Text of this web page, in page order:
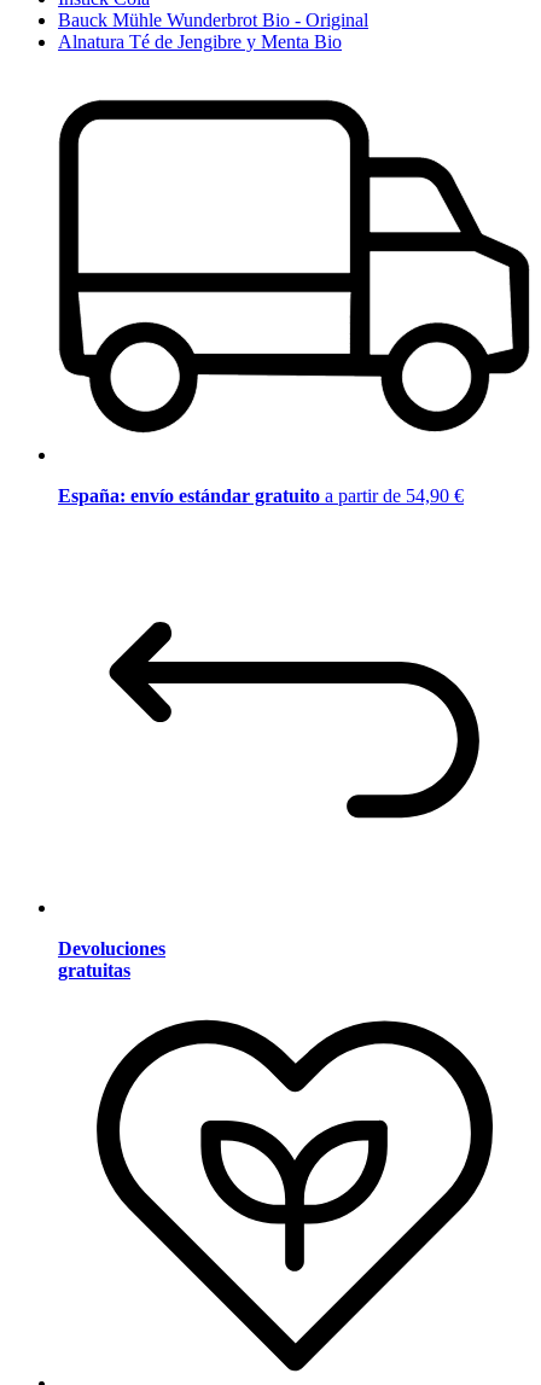
Bauck Mühle Wunderbrot Bio - Original
Alnatura Té de Jengibre y Menta Bio
España: envío estándar gratuito a partir de 54,90 €
Devoluciones
gratuitas